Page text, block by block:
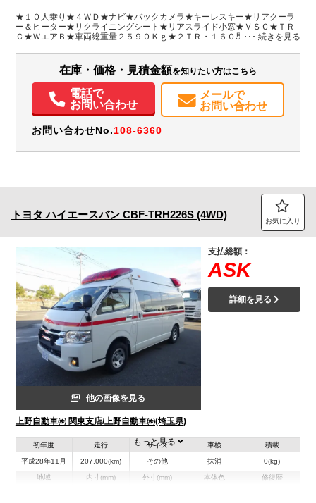
愛知県
W:1,880
H:2,100
無
パワステ パワーウィンドウ ABS エアバッグ
集中ドアロック
カーナビ
TV バックモニター 取扱説明書（一部含む）
★１０人乗り★４ＷＤ★ナビ★バックカメラ★キーレスキー★リアクーラ
ー＆ヒーター★リクライニングシート★リアスライド小窓★ＶＳＣ★ＴＲ
Ｃ★ＷエアＢ★車両総重量２５９０Ｋｇ★２ＴＲ・１６０馬力★取説・ス
在庫・価格・見積金額を知りたい方はこちら
電話で
お問い合わせ
メールで
お問い合わせ
お問い合わせNo.108-6360
トヨタ ハイエースバン CBF-TRH226S (4WD) お気に入り
他の画像を見る
上野自動車㈱ 関東支店/上野自動車㈱(埼玉県)
支払総額：
ASK
詳細を見る
初年度
平成28年11月
走行
207,000(km)
サイズ
その他
車検
抹消
積載
0(kg)
地域 内寸(mm) 外寸(mm) 本体色 修復歴
もっと見る